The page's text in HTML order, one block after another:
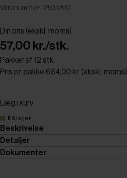
Varenummer: 12501200
Din pris (ekskl. moms)
57,00 kr./stk.
Pakker af 12 stk.
Pris pr. pakke 684,00 kr. (ekskl. moms)
Læg i kurv
På lager
Beskrivelse
Detaljer
Dokumenter